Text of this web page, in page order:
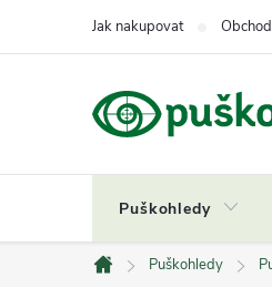
Jak nakupovat
Puškohledy
Domů
Puškohledy